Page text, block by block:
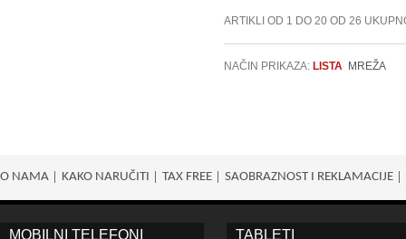
ARTIKLI OD 1 DO 20 OD 26
NAČIN PRIKAZA: LISTA MREŽA
O NAMA KAKO NARUČITI TAX FREE SAOBRAZNOST I REKLAMACIJE
MOBILNI TELEFONI TABLETI